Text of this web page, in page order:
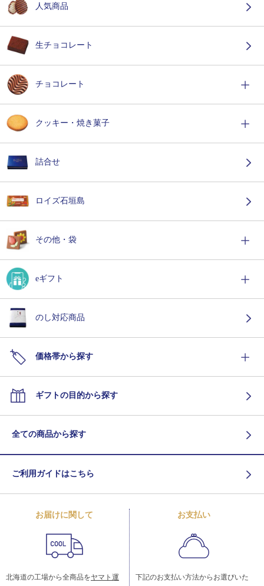
人気商品
生チョコレート
チョコレート
クッキー・焼き菓子
詰合せ
ロイズ石垣島
その他・袋
eギフト
のし対応商品
価格帯から探す
ギフトの目的から探す
全ての商品から探す
ご利用ガイドはこちら
お届けに関して
北海道の工場から全商品をヤマト運
お支払い
下記のお支払い方法からお選びいた